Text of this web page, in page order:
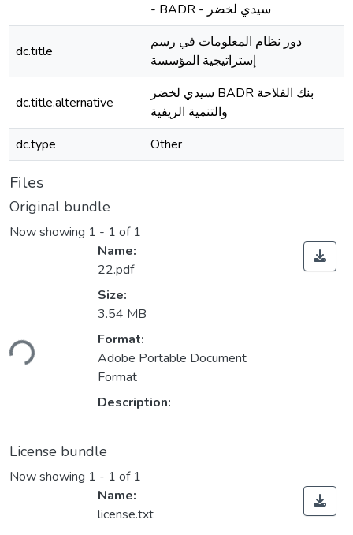
- BADR - سيدي لخضر
dc.title
دور نظام المعلومات في رسم
إستراتيجية المؤسسة
dc.title.alternative
سيدي لخضر BADR بنك الفلاحة
والتنمية الريفية
dc.type
Other
Files
Original bundle
Now showing 1 - 1 of 1
Name:
22.pdf
Size:
3.54 MB
Format:
Adobe Portable Document
Format
Description:
License bundle
Now showing 1 - 1 of 1
Name:
license.txt